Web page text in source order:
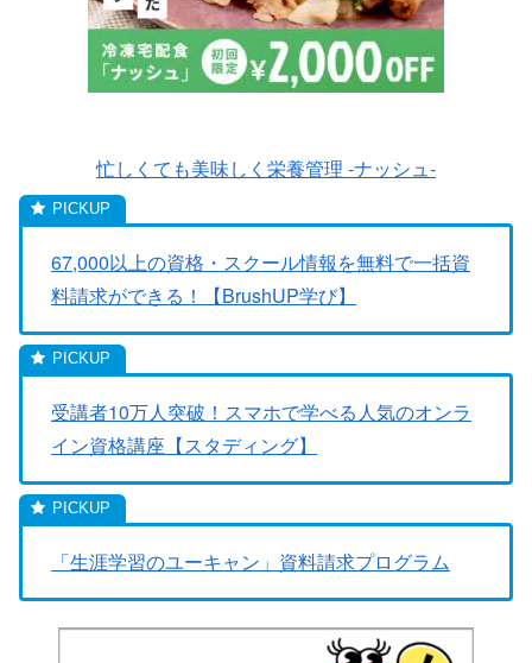
忙しくても美味しく栄養管理 -ナッシュ-
67,000以上の資格・スクール情報を無料で一括資
料請求ができる！【BrushUP学び】
受講者10万人突破！スマホで学べる人気のオンラ
イン資格講座【スタディング】
「生涯学習のユーキャン」資料請求プログラム